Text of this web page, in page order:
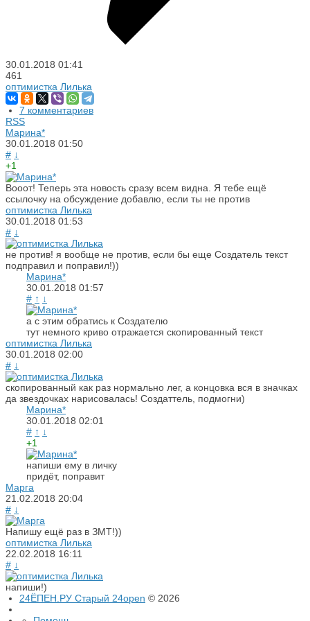
30.01.2018 01:41
461
оптимистка Лилька
7 комментариев
RSS
Марина*
30.01.2018 01:50
# ↓
+1
Вооот! Теперь эта новость сразу всем видна. Я тебе ещё
ссылочку на обсуждение добавлю, если ты не против
оптимистка Лилька
30.01.2018 01:53
# ↓
не против! я вообще не против, если бы еще Создатель текст
подправил и поправил!))
Марина*
30.01.2018 01:57
# ↑ ↓
а с этим обратись к Создателю
тут немного криво отражается скопированный текст
оптимистка Лилька
30.01.2018 02:00
# ↓
скопированный как раз нормально лег, а концовка вся в значках
да звездочках нарисовалась! Создаттель, подмогни)
Марина*
30.01.2018 02:01
# ↑ ↓
+1
напиши ему в личку
придёт, поправит
Марга
21.02.2018 20:04
# ↓
Напишу ещё раз в ЗМТ!))
оптимистка Лилька
22.02.2018 16:11
# ↓
напиши!)
24ЁПЕН.РУ Старый 24open © 2026